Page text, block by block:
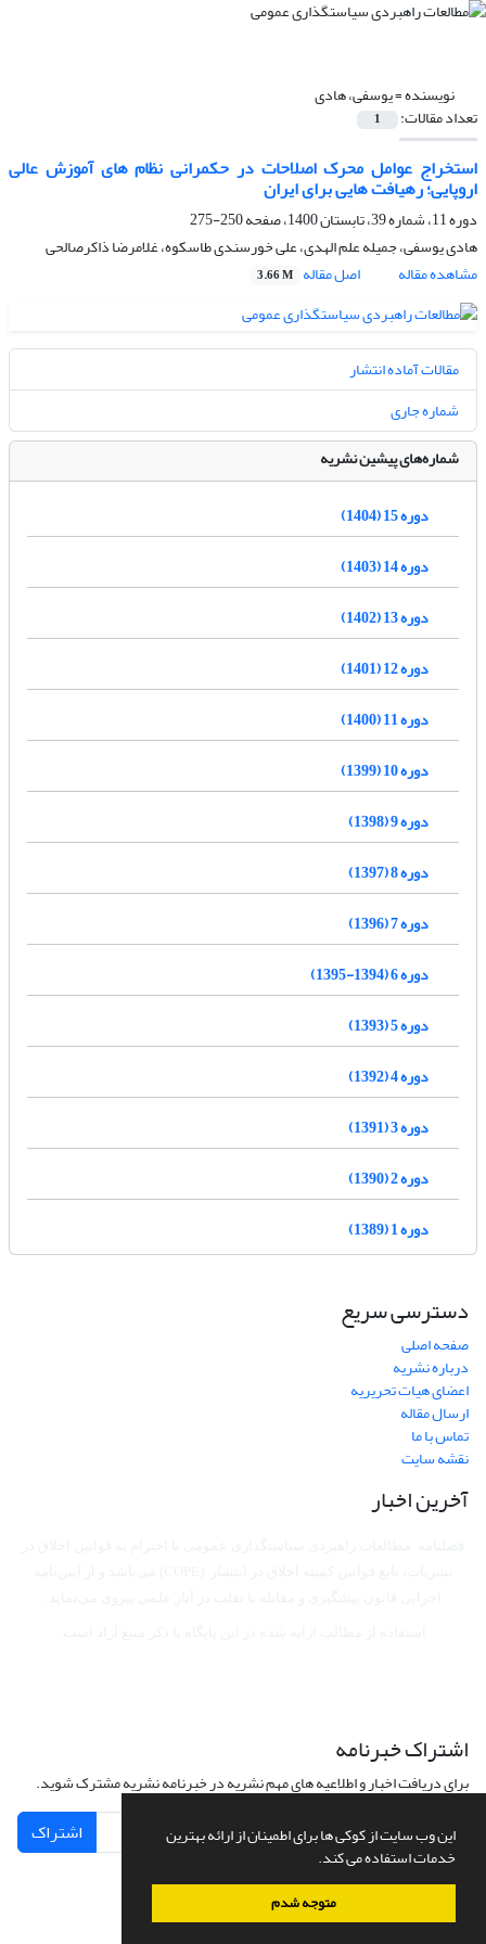
این وب سایت از کوکی ها برای اطمینان از ارائه بهترین
خدمات استفاده می کند.
متوجه شدم
نویسنده =یوسفی، هادی
تعداد مقالات: 1
استخراج عوامل محرک اصلاحات در حکمرانی نظام های آموزش عالی
اروپایی؛ رهیافت هایی برای ایران
دوره 11، شماره 39، تابستان 1400، صفحه
250-275
هادی یوسفی، جمیله علم الهدی، علی خورسندی طاسکوه، غلامرضا ذاکرصالحی
مشاهده مقاله
اصل مقاله 3.66 M
مقالات آماده انتشار
شماره جاری
شماره‌های پیشین نشریه
دوره 15 (1404)
دوره 14 (1403)
دوره 13 (1402)
دوره 12 (1401)
دوره 11 (1400)
دوره 10 (1399)
دوره 9 (1398)
دوره 8 (1397)
دوره 7 (1396)
دوره 6 (1394-1395)
دوره 5 (1393)
دوره 4 (1392)
دوره 3 (1391)
دوره 2 (1390)
دوره 1 (1389)
دسترسی سریع
صفحه اصلی
درباره نشریه
اعضای هیات تحریریه
ارسال مقاله
تماس با ما
نقشه سایت
آخرین اخبار
اشتراک خبرنامه
برای دریافت اخبار و اطلاعیه های مهم نشریه در خبرنامه نشریه مشترک شوید.
اشتراک
سامانه مدیریت نشریات علمی.طراحی و پیاده سازی ازسیناوب